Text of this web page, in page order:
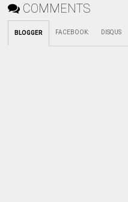
COMMENTS
BLOGGER FACEBOOK: DISQUS